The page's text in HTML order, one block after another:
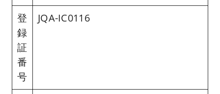
登
録
証
番
号
JQA-IC0116